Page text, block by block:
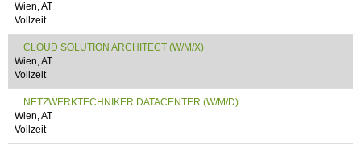
Wien, AT
Vollzeit
CLOUD SOLUTION ARCHITECT (W/M/X)
Wien, AT
Vollzeit
NETZWERKTECHNIKER DATACENTER (W/M/D)
Wien, AT
Vollzeit